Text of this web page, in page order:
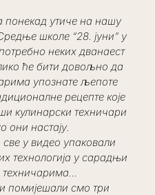
утиче на нашу
школе “28. јуни” у
неких дванаест
ће бити довољно да
упознате љепоте
рецепте које
кулинарски техничари
они настају.
у видео упаковали
технологија у сарадњи
техничарима…
помијешали смо три